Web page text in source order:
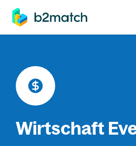
springen
Wirtschaft